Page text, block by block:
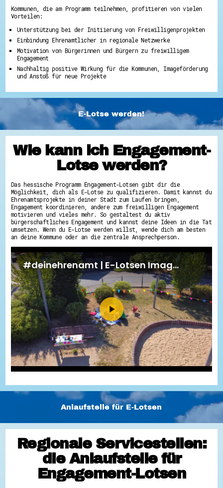
Kommunen, die am Programm teilnehmen, profitieren von vielen
Vorteilen:
Unterstützung bei der Initiierung von Freiwilligenprojekten
Einbindung Ehrenamtlicher in regionale Netzwerke
Motivation von Bürgerinnen und Bürgern zu freiwilligem
Engagement
Nachhaltig positive Wirkung für die Kommunen, Imageförderung
und Anstoß für neue Projekte
E-Lotse werden!
Wie kann ich Engagement-
Lotse werden?
Das hessische Programm Engagement-Lotsen gibt dir die
Möglichkeit, dich als E-Lotse zu qualifizieren. Damit kannst du
Ehrenamtsprojekte in deiner Stadt zum Laufen bringen,
Engagement koordinieren, andere zum freiwilligen Engagement
motivieren und vieles mehr. So gestaltest du aktiv
bürgerschaftliches Engagement und kannst deine Ideen in die Tat
umsetzen. Wenn du E-Lotse werden willst, wende dich am besten
an deine Kommune oder an die zentrale Ansprechperson.
Anlaufstelle für E-Lotsen
Regionale Servicestellen:
die Anlaufstelle für
Engagement-Lotsen